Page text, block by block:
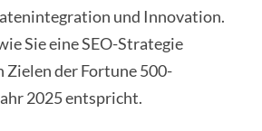
und Innovation.
Sie eine SEO-Strategie
Zielen der Fortune 500-
2025 entspricht.